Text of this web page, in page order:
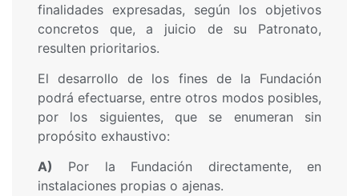
finalidades expresadas, según los objetivos
concretos que, a juicio de su Patronato,
resulten prioritarios.
El desarrollo de los fines de la Fundación
podrá efectuarse, entre otros modos posibles,
por los siguientes, que se enumeran sin
propósito exhaustivo:
A) Por la Fundación directamente, en
instalaciones propias o ajenas.